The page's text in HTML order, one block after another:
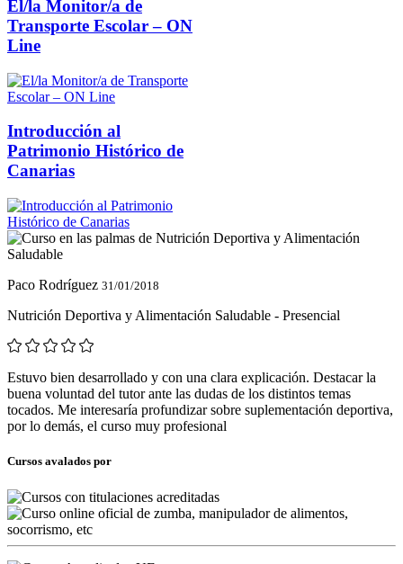
El/la Monitor/a de
Transporte Escolar – ON
Line
Introducción al
Patrimonio Histórico de
Canarias
Paco Rodríguez 31/01/2018
Nutrición Deportiva y Alimentación Saludable - Presencial
Estuvo bien desarrollado y con una clara explicación. Destacar la
buena voluntad del tutor ante las dudas de los distintos temas
tocados. Me interesaría profundizar sobre suplementación deportiva,
por lo demás, el curso muy profesional
Cursos avalados por